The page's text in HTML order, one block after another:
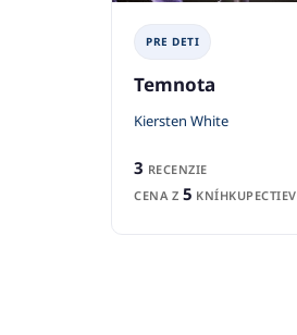
PRE DETI
Temnota
Kiersten White
3 RECENZIE
CENA Z 5 KNÍHKUPECTIEV